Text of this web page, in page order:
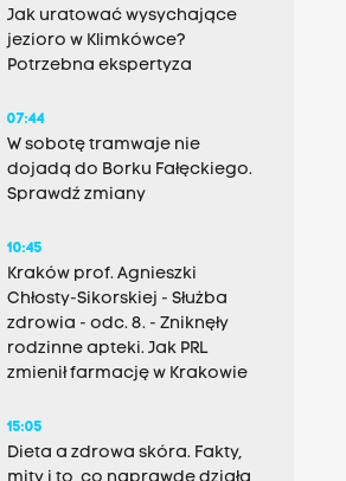
Jak uratować wysychające
jezioro w Klimkówce?
Potrzebna ekspertyza
07:44
W sobotę tramwaje nie
dojadą do Borku Fałęckiego.
Sprawdź zmiany
10:45
Kraków prof. Agnieszki
Chłosty-Sikorskiej - Służba
zdrowia - odc. 8. - Zniknęły
rodzinne apteki. Jak PRL
zmienił farmację w Krakowie
15:05
Dieta a zdrowa skóra. Fakty,